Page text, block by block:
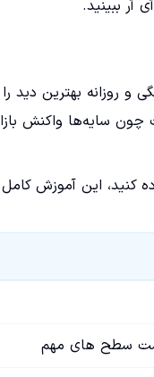
آر ببینید.
و روزانه بهترین دید را
چون سایه‌ها واکنش
کنید، این آموزش
سطح های مهم